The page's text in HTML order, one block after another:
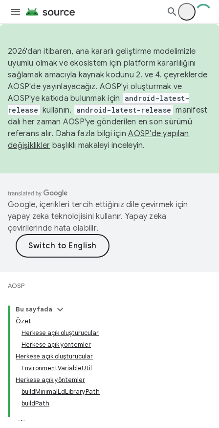
2026'dan itibaren, ana kararlı geliştirme modelimizle
uyumlu olmak ve ekosistem için platform kararlılığını
sağlamak amacıyla kaynak kodunu 2. ve 4. çeyreklerde
AOSP'de yayınlayacağız. AOSP'yi oluşturmak ve
AOSP'ye katkıda bulunmak için
android-latest-
release kullanın. android-latest-release manifest
dalı her zaman AOSP'ye gönderilen en son sürümü
referans alır. Daha fazla bilgi içinAOSP'de yapılan
değişiklikler başlıklı makaleyi inceleyin.
Google, içerikleri tercih ettiğiniz dile çevirmek için
yapay zeka teknolojisini kullanır. Yapay zeka
çevirilerinde hata olabilir.
AOSP
Bu sayfada
Özet
Herkese açık oluşturucular
Herkese açık yöntemler
Herkese açık oluşturucular
EnvironmentVariableUtil
Herkese açık yöntemler
buildMinimalLdLibraryPath
buildPath